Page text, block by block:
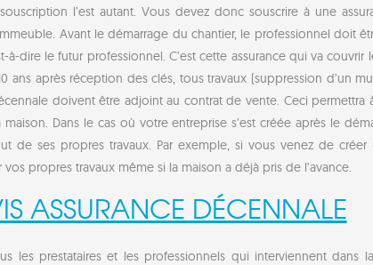
l’est autant. Vous devez donc souscrire à une
Avant le démarrage du chantier, le professionnel doit
à-dire le futur professionnel. C’est cette assurance qui va
ans après réception des clés, tous travaux (suppression d’un
doivent être adjoint au contrat de vente. Ceci permettra
Dans le cas où votre entreprise s’est créée après le
de ses propres travaux. Par exemple, si vous venez de
propres travaux même si la maison a déjà pris de l’avance.
ASSURANCE DÉCENNALE
les prestataires et les professionnels qui interviennent dans